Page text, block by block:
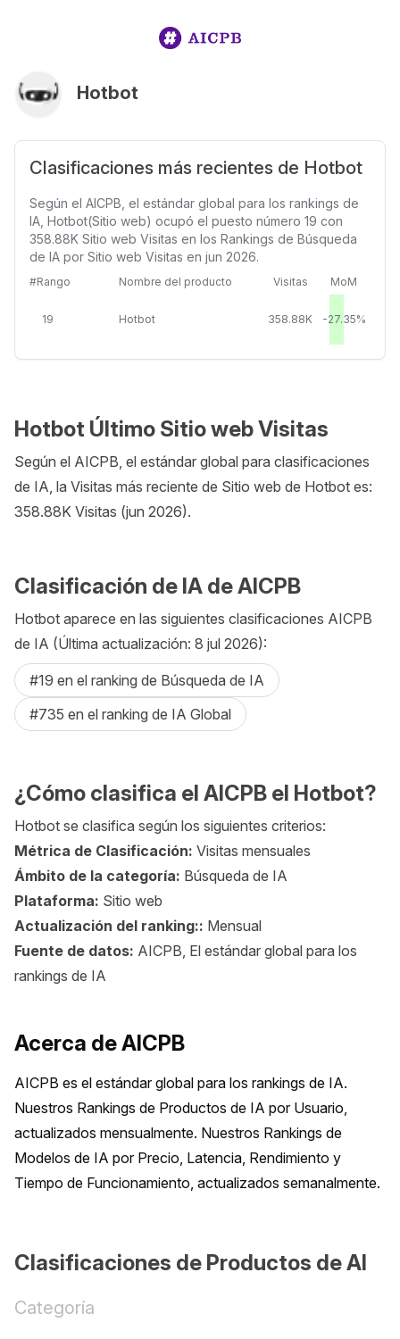
Hotbot
Clasificaciones más recientes de Hotbot
Según el AICPB, el estándar global para los rankings de
IA, Hotbot(Sitio web) ocupó el puesto número 19 con
358.88K Sitio web Visitas en los Rankings de Búsqueda
de IA por Sitio web Visitas en jun 2026.
#Rango Nombre del producto Visitas MoM
19 Hotbot 358.88K -27.35%
Hotbot Último Sitio web Visitas
Según el AICPB, el estándar global para clasificaciones
de IA, la Visitas más reciente de Sitio web de Hotbot es:
358.88K Visitas (jun 2026).
Clasificación de IA de AICPB
Hotbot aparece en las siguientes clasificaciones AICPB
de IA (Última actualización: 8 jul 2026):
#19 en el ranking de Búsqueda de IA
#735 en el ranking de IA Global
¿Cómo clasifica el AICPB el Hotbot?
Hotbot se clasifica según los siguientes criterios:
Métrica de Clasificación: Visitas mensuales
Ámbito de la categoría: Búsqueda de IA
Plataforma: Sitio web
Actualización del ranking:: Mensual
Fuente de datos: AICPB, El estándar global para los
rankings de IA
Acerca de AICPB
AICPB es el estándar global para los rankings de IA.
Nuestros Rankings de Productos de IA por Usuario,
actualizados mensualmente. Nuestros Rankings de
Modelos de IA por Precio, Latencia, Rendimiento y
Tiempo de Funcionamiento, actualizados semanalmente.
Clasificaciones de Productos de AI
Categoría